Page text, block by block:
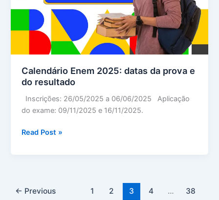
Calendário Enem 2025: datas da prova e
do resultado
Inscrições: 26/05/2025 a 06/06/2025 Aplicação
do exame: 09/11/2025 e 16/11/2025.
Calendário
prova
Read Post »
← Previous 1 2 3 4 …
38